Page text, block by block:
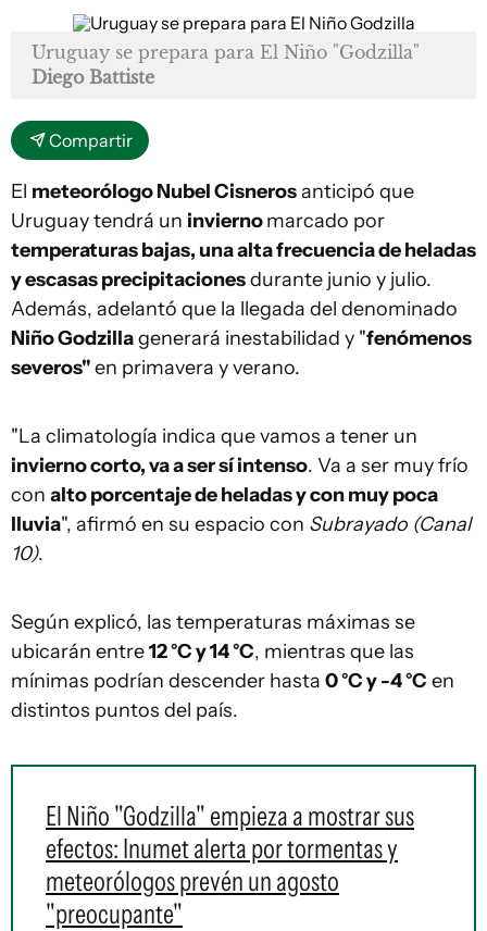
Uruguay se prepara para El Niño "Godzilla"
Diego Battiste
Compartir
El meteorólogo Nubel Cisnerosanticipó que
Uruguay tendrá un inviernomarcado por
temperaturas bajas, una alta frecuencia de heladas
y escasas precipitacionesdurante junio y julio.
Además, adelantó que la llegada del denominado
Niño Godzillagenerará inestabilidad y "fenómenos
severos"en primavera y verano.
"La climatología indica que vamos a tener un
invierno corto, va a ser sí intenso. Va a ser muy frío
con alto porcentaje de heladas y con muy poca
lluvia", afirmó en su espacio con Subrayado (Canal
10).
Según explicó, las temperaturas máximas se
ubicarán entre12 °C y 14 °C, mientras que las
mínimas podrían descender hasta 0 °C y -4 °C en
distintos puntos del país.
El Niño "Godzilla" empieza a mostrar sus
efectos: Inumet alerta por tormentas y
meteorólogos prevén un agosto
"preocupante"